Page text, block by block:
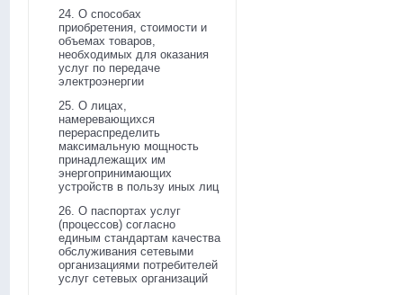
24. О способах
приобретения, стоимости и
объемах товаров,
необходимых для оказания
услуг по передаче
электроэнергии
25. О лицах,
намеревающихся
перераспределить
максимальную мощность
принадлежащих им
энергопринимающих
устройств в пользу иных лиц
26. О паспортах услуг
(процессов) согласно
единым стандартам качества
обслуживания сетевыми
организациями потребителей
услуг сетевых организаций